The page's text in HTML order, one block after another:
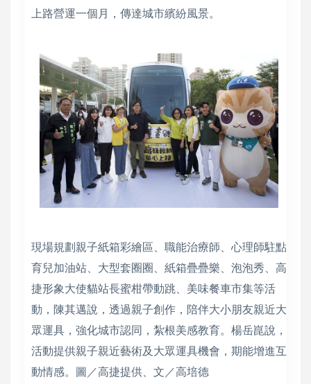
上路營運一個月，傳達城市繽紛風景。
現場規劃親子紙箱彩繪區、職能治療師、心理師駐點
育兒加油站、大型套圈圈、紙箱疊疊樂、泡泡秀、高
捷形象大使貓站長蜜柑帶動跳、美味餐車市集等活
動，陳其邁說，透過親子創作，陪伴大小朋友親近大
眾運具，強化城市認同，紮根美感教育。楊岳崑說，
活動提供親子親近藝術及大眾運具機會，期能增進互
動情感。圖／高捷提供、文／高培德